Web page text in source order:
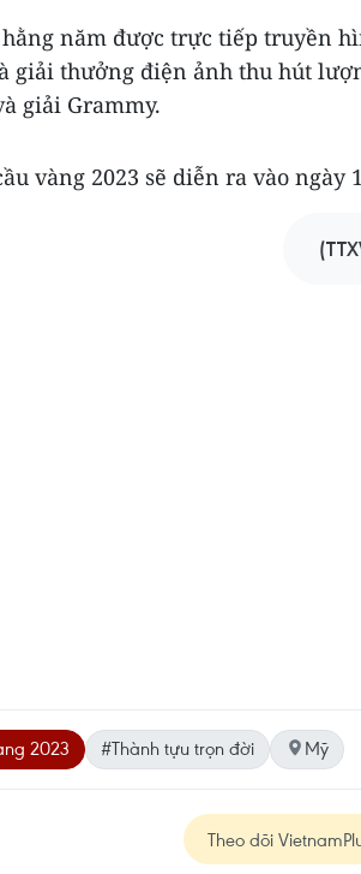
năm được trực tiếp truyền
giải thưởng điện ảnh thu hút
giải Grammy.
vàng 2023 sẽ diễn ra vào ngày
2023 #Thành tựu trọn đời Mỹ
Theo dõi